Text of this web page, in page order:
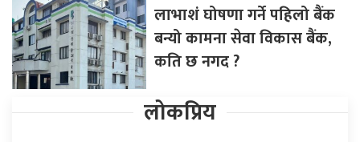
लाभाशं घोषणा गर्ने पहिलो बैंक
बन्यो कामना सेवा विकास बैंक,
कति छ नगद ?
लोकप्रिय